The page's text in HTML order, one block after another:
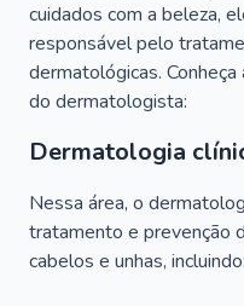
cuidados com a beleza,
responsável pelo
dermatológicas.
do dermatologista:
Dermatologia
Nessa área, o
tratamento e prevenção
cabelos e unhas, incluindo: